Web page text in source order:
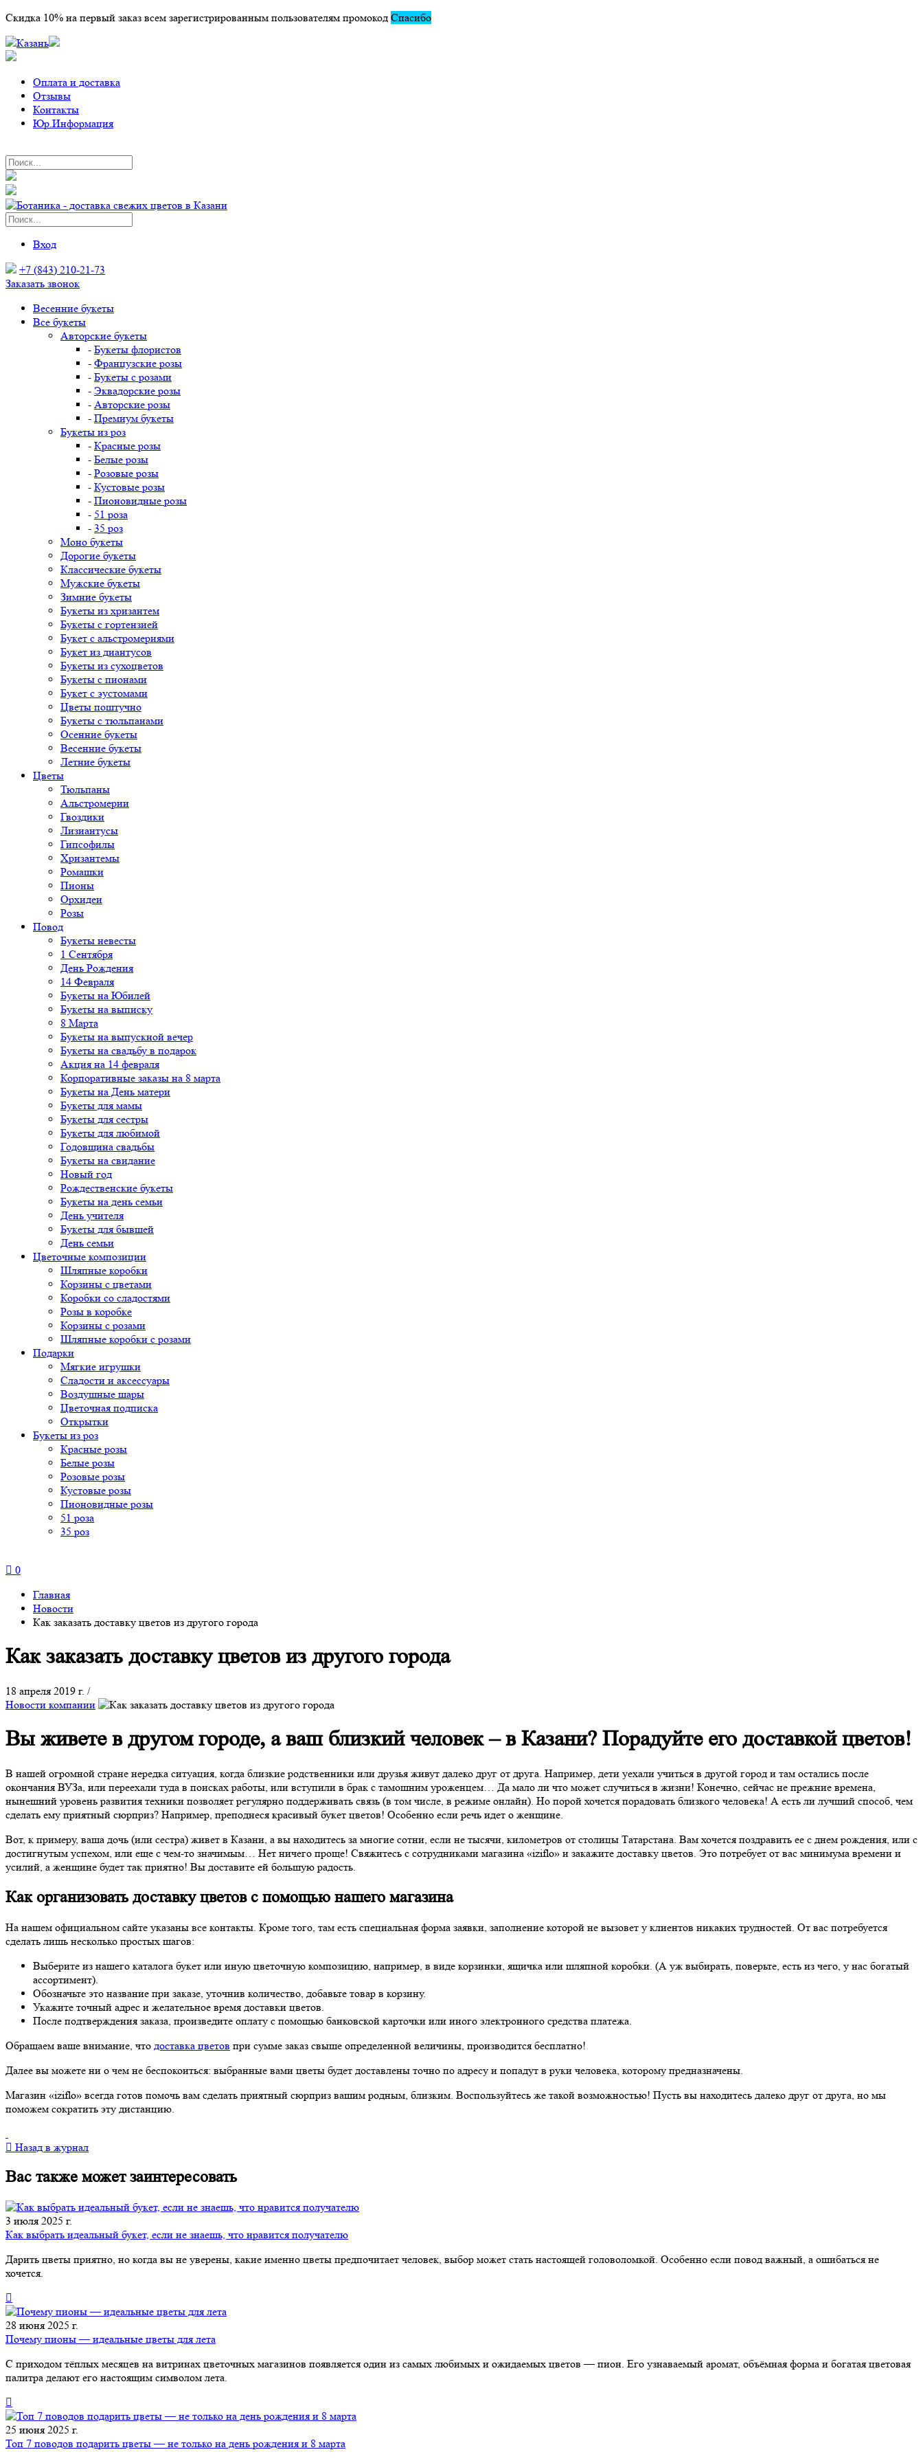
Скидка 10% на первый заказ всем зарегистрированным пользователям промокод Спасибо
Казань
Оплата и доставка
Отзывы
Контакты
Юр.Информация
Вход
+7 (843) 210-21-73
Заказать звонок
Весенние букеты
Все букеты
Авторские букеты
- Букеты флористов
- Французские розы
- Букеты с розами
- Эквадорские розы
- Авторские розы
- Премиум букеты
Букеты из роз
- Красные розы
- Белые розы
- Розовые розы
- Кустовые розы
- Пионовидные розы
- 51 роза
- 35 роз
Моно букеты
Дорогие букеты
Классические букеты
Мужские букеты
Зимние букеты
Букеты из хризантем
Букеты с гортензией
Букет с альстромериями
Букет из диантусов
Букеты из сухоцветов
Букеты с пионами
Букет с эустомами
Цветы поштучно
Букеты с тюльпанами
Осенние букеты
Весенние букеты
Летние букеты
Цветы
Тюльпаны
Альстромерии
Гвоздики
Лизиантусы
Гипсофилы
Хризантемы
Ромашки
Пионы
Орхидеи
Розы
Повод
Букеты невесты
1 Сентября
День Рождения
14 Февраля
Букеты на Юбилей
Букеты на выписку
8 Марта
Букеты на выпускной вечер
Букеты на свадьбу в подарок
Акция на 14 февраля
Корпоративные заказы на 8 марта
Букеты на День матери
Букеты для мамы
Букеты для сестры
Букеты для любимой
Годовщина свадьбы
Букеты на свидание
Новый год
Рождественские букеты
Букеты на день семьи
День учителя
Букеты для бывшей
День семьи
Цветочные композиции
Шляпные коробки
Корзины с цветами
Коробки со сладостями
Розы в коробке
Корзины с розами
Шляпные коробки с розами
Подарки
Мягкие игрушки
Сладости и аксессуары
Воздушные шары
Цветочная подписка
Открытки
Букеты из роз
Красные розы
Белые розы
Розовые розы
Кустовые розы
Пионовидные розы
51 роза
35 роз
0
Главная
Новости
Как заказать доставку цветов из другого города
Как заказать доставку цветов из другого города
18 апреля 2019 г. /
Новости компании
Вы живете в другом городе, а ваш близкий человек – в Казани? Порадуйте его доставкой цветов!
В нашей огромной стране нередка ситуация, когда близкие родственники или друзья живут далеко друг от друга. Например, дети уехали учиться в другой город и там остались после
окончания ВУЗа, или переехали туда в поисках работы, или вступили в брак с тамошним уроженцем… Да мало ли что может случиться в жизни! Конечно, сейчас не прежние времена,
нынешний уровень развития техники позволяет регулярно поддерживать связь (в том числе, в режиме онлайн). Но порой хочется порадовать близкого человека! А есть ли лучший способ, чем
сделать ему приятный сюрприз? Например, преподнеся красивый букет цветов! Особенно если речь идет о женщине.
Вот, к примеру, ваша дочь (или сестра) живет в Казани, а вы находитесь за многие сотни, если не тысячи, километров от столицы Татарстана. Вам хочется поздравить ее с днем рождения, или с
достигнутым успехом, или еще с чем-то значимым… Нет ничего проще! Свяжитесь с сотрудниками магазина «iziflo» и закажите доставку цветов. Это потребует от вас минимума времени и
усилий, а женщине будет так приятно! Вы доставите ей большую радость.
Как организовать доставку цветов с помощью нашего магазина
На нашем официальном сайте указаны все контакты. Кроме того, там есть специальная форма заявки, заполнение которой не вызовет у клиентов никаких трудностей. От вас потребуется
сделать лишь несколько простых шагов:
Выберите из нашего каталога букет или иную цветочную композицию, например, в виде корзинки, ящичка или шляпной коробки. (А уж выбирать, поверьте, есть из чего, у нас богатый
ассортимент).
Обозначьте это название при заказе, уточнив количество, добавьте товар в корзину.
Укажите точный адрес и желательное время доставки цветов.
После подтверждения заказа, произведите оплату с помощью банковской карточки или иного электронного средства платежа.
Обращаем ваше внимание, что доставка цветов при сумме заказ свыше определенной величины, производится бесплатно!
Далее вы можете ни о чем не беспокоиться: выбранные вами цветы будет доставлены точно по адресу и попадут в руки человека, которому предназначены.
Магазин «iziflo» всегда готов помочь вам сделать приятный сюрприз вашим родным, близким. Воспользуйтесь же такой возможностью! Пусть вы находитесь далеко друг от друга, но мы
поможем сократить эту дистанцию.
Назад в журнал
Вас также может заинтересовать
3 июля 2025 г.
Как выбрать идеальный букет, если не знаешь, что нравится получателю
Дарить цветы приятно, но когда вы не уверены, какие именно цветы предпочитает человек, выбор может стать настоящей головоломкой. Особенно если повод важный, а ошибаться не
хочется.
28 июня 2025 г.
Почему пионы — идеальные цветы для лета
С приходом тёплых месяцев на витринах цветочных магазинов появляется один из самых любимых и ожидаемых цветов — пион. Его узнаваемый аромат, объёмная форма и богатая цветовая
палитра делают его настоящим символом лета.
25 июня 2025 г.
Топ 7 поводов подарить цветы — не только на день рождения и 8 марта